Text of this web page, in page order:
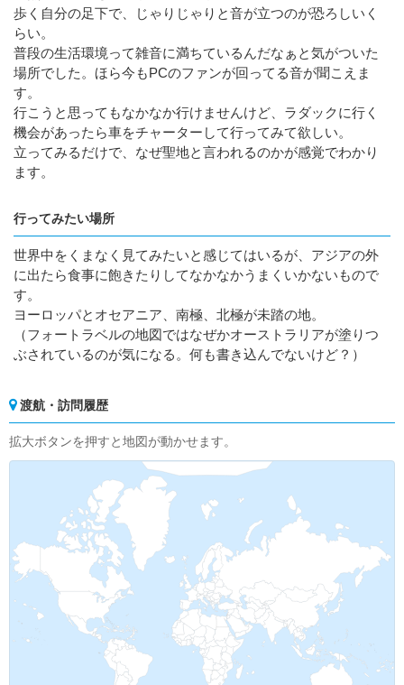
歩く自分の足下で、じゃりじゃりと音が立つのが恐ろしいく
らい。
普段の生活環境って雑音に満ちているんだなぁと気がついた
場所でした。ほら今もPCのファンが回ってる音が聞こえま
す。
行こうと思ってもなかなか行けませんけど、ラダックに行く
機会があったら車をチャーターして行ってみて欲しい。
立ってみるだけで、なぜ聖地と言われるのかが感覚でわかり
ます。
行ってみたい場所
世界中をくまなく見てみたいと感じてはいるが、アジアの外
に出たら食事に飽きたりしてなかなかうまくいかないもので
す。
ヨーロッパとオセアニア、南極、北極が未踏の地。
（フォートラベルの地図ではなぜかオーストラリアが塗りつ
ぶされているのが気になる。何も書き込んでないけど？）
渡航・訪問履歴
拡大ボタンを押すと地図が動かせます。